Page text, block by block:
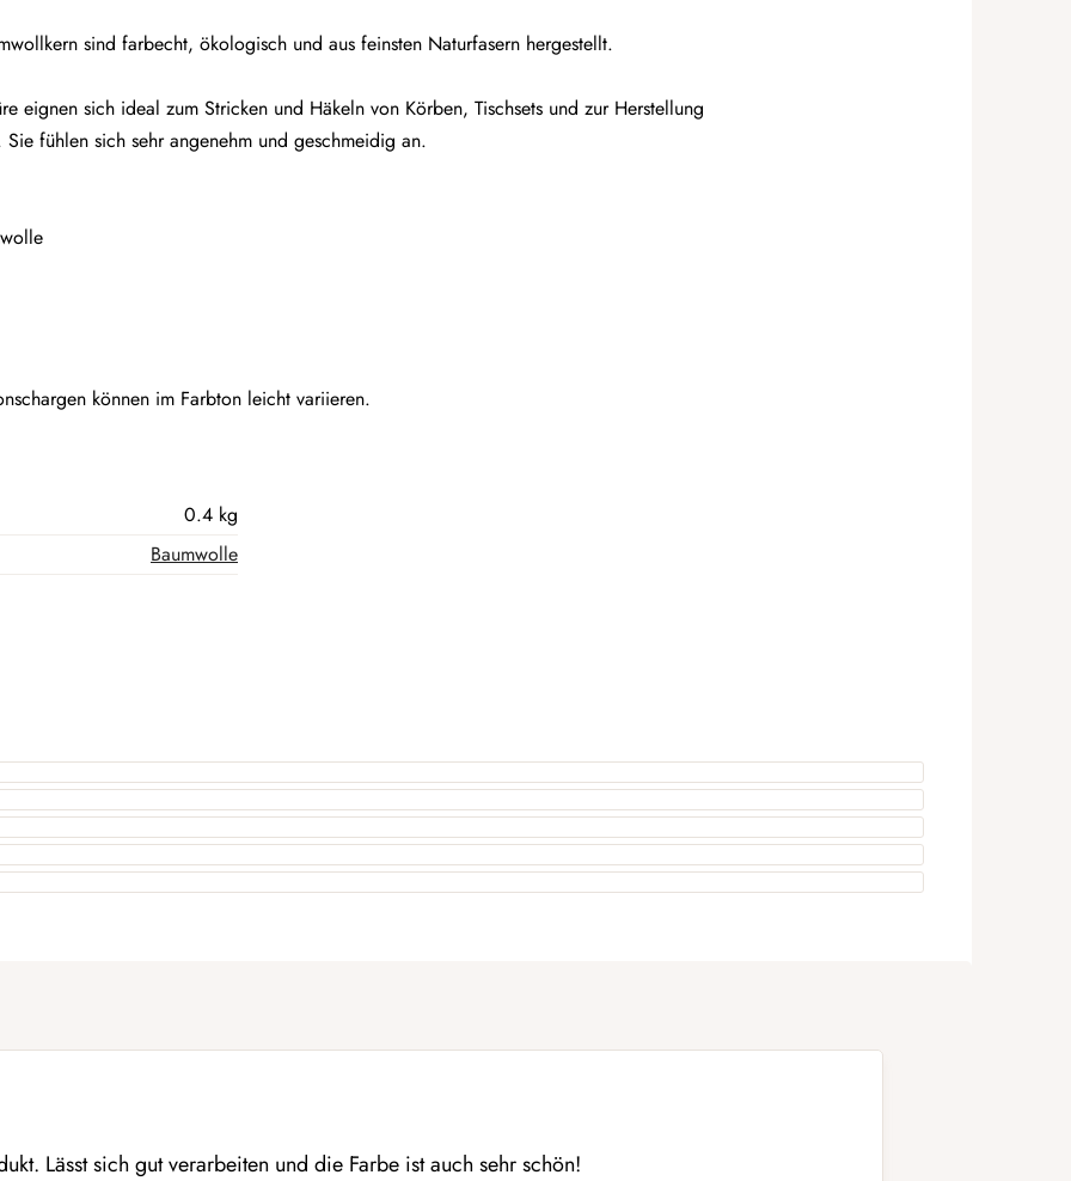
sind farbecht, ökologisch und aus feinsten Naturfasern hergestellt.
eignen sich ideal zum Stricken und Häkeln von Körben, Tischsets und zur Herstellung
fühlen sich sehr angenehm und geschmeidig an.
können im Farbton leicht variieren.
0.4 kg
Baumwolle
Lässt sich gut verarbeiten und die Farbe ist auch sehr schön!